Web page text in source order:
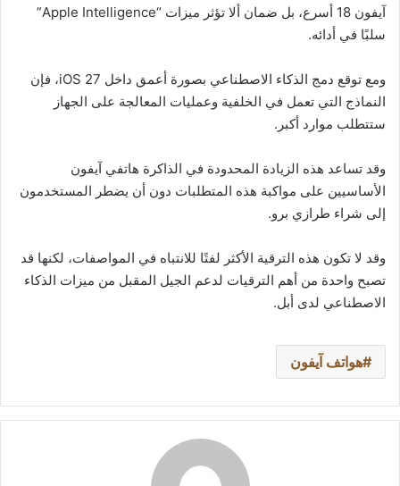
آيفون 18 أسرع، بل ضمان ألا تؤثر ميزات “Apple Intelligence”
سلبًا في أدائه.
ومع توقع دمج الذكاء الاصطناعي بصورة أعمق داخل iOS 27، فإن
النماذج التي تعمل في الخلفية وعمليات المعالجة على الجهاز
ستتطلب موارد أكبر.
وقد تساعد هذه الزيادة المحدودة في الذاكرة هاتفي آيفون
الأساسيين على مواكبة هذه المتطلبات دون أن يضطر المستخدمون
إلى شراء طرازي برو.
وقد لا تكون هذه الترقية الأكثر لفتًا للانتباه في المواصفات، لكنها قد
تصبح واحدة من أهم الترقيات لدعم الجيل المقبل من ميزات الذكاء
الاصطناعي لدى أبل.
هواتف آيفون